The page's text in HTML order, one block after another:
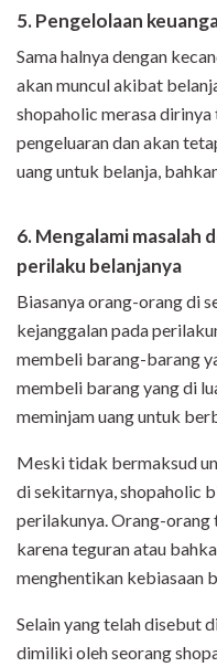
5. Pengelolaan
Sama halnya dengan
akan muncul akibat
shopaholic merasa
pengeluaran dan akan
uang untuk belanja,
6. Mengalami masalah
perilaku belanjanya
Biasanya orang-orang di
kejanggalan pada
membeli barang-barang
membeli barang yang di
meminjam uang untuk
Meski tidak bermaksud
di sekitarnya, shopaholic
perilakunya. Orang-orang
karena teguran atau
menghentikan kebiasaan
Selain yang telah disebut
dimiliki oleh seorang